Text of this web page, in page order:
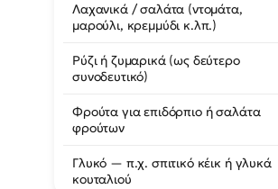
Λαχανικά / σαλάτα (ντομάτα,
μαρούλι, κρεμμύδι κ.λπ.)
Ρύζι ή ζυμαρικά (ως δεύτερο
συνοδευτικό)
Φρούτα για επιδόρπιο ή σαλάτα
φρούτων
Γλυκό — π.χ. σπιτικό κέικ ή γλυκά
κουταλιού